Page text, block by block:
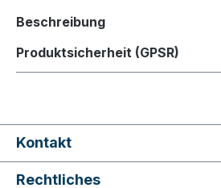
Beschreibung
Produktsicherheit (GPSR)
Kontakt
Rechtliches